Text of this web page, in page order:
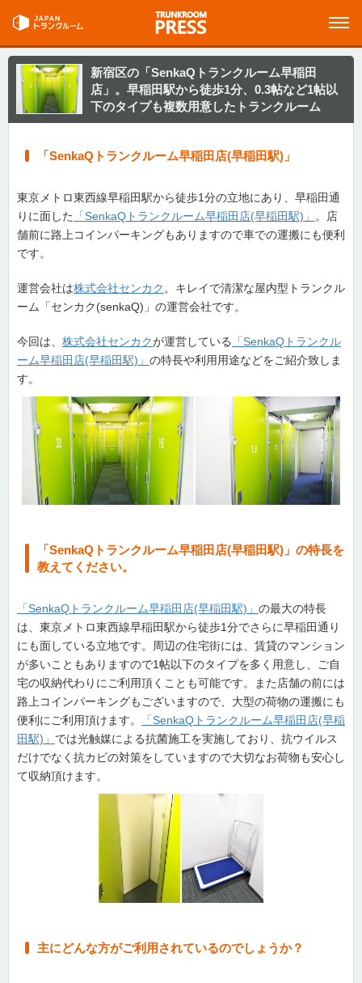
新宿区の「SenkaQトランクルーム早稲田
店」。早稲田駅から徒歩1分、0.3帖など1帖以
下のタイプも複数用意したトランクルーム
「SenkaQトランクルーム早稲田店(早稲田駅)」
東京メトロ東西線早稲田駅から徒歩1分の立地にあり、早稲田通
りに面した
「SenkaQトランクルーム早稲田店(早稲田駅)」
。店
舗前に路上コインパーキングもありますので車での運搬にも便利
です。
運営会社は株式会社センカク 。キレイで清潔な屋内型トランクル
ーム「センカク(senkaQ)」の運営会社です。
今回は、 株式会社センカクが運営している
「SenkaQトランクル
ーム早稲田店(早稲田駅)」 の特長や利用用途などをご紹介致しま
す。
「SenkaQトランクルーム早稲田店(早稲田駅)」の特長を
教えてください。
「SenkaQトランクルーム早稲田店(早稲田駅)」 の最大の特長
は、東京メトロ東西線早稲田駅から徒歩1分でさらに早稲田通り
にも面している立地です。周辺の住宅街には、賃貸のマンション
が多いこともありますので1帖以下のタイプを多く用意し、ご自
宅の収納代わりにご利用頂くことも可能です。また店舗の前には
路上コインパーキングもございますので、大型の荷物の運搬にも
便利にご利用頂けます。
「SenkaQトランクルーム早稲田店(早稲
田駅)」 では光触媒による抗菌施工を実施しており、抗ウイルス
だけでなく抗カビの対策をしていますので大切なお荷物も安心し
て収納頂けます。
主にどんな方がご利用されているのでしょうか？